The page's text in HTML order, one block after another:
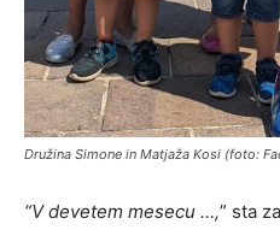
Družina Simone in Matjaža Kosi (foto:
“V devetem mesecu …,” sta